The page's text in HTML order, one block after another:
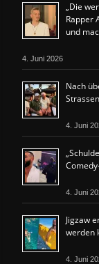
„Die
Rapper
und
4. Juni 2026
Nach
4. Juni
4. Juni
Jigzaw
werden
4. Juni